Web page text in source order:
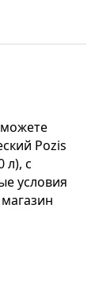
Pozis
л), с
условия